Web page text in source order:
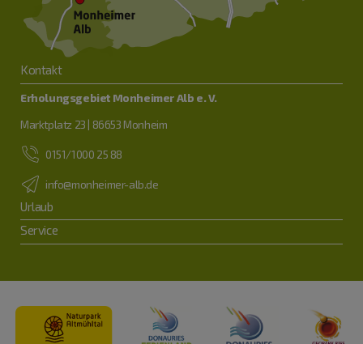
Kontakt
Erholungsgebiet Monheimer Alb e. V.
Marktplatz 23 | 86653 Monheim
0151/1000 25 88
info@monheimer-alb.de
Urlaub
Service